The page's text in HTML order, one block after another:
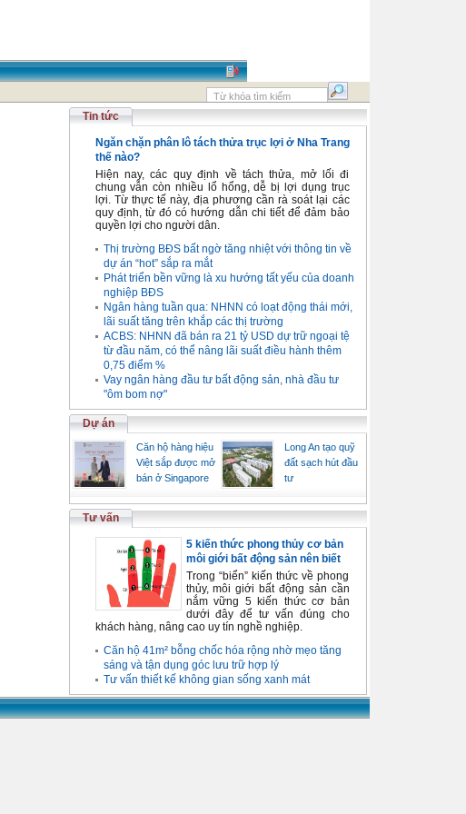
Tin tức
Ngăn chặn phân lô tách thửa trục lợi ở Nha Trang
thế nào?
Hiện nay, các quy định về tách thửa, mở lối đi
chung vẫn còn nhiều lổ hổng, dễ bị lợi dụng trục
lợi. Từ thực tế này, địa phương cần rà soát lại các
quy định, từ đó có hướng dẫn chi tiết để đảm bảo
quyền lợi cho người dân.
Thị trường BĐS bất ngờ tăng nhiệt với thông tin về
dự án “hot” sắp ra mắt
Phát triển bền vững là xu hướng tất yếu của doanh
nghiệp BĐS
Ngân hàng tuần qua: NHNN có loạt động thái mới,
lãi suất tăng trên khắp các thị trường
ACBS: NHNN đã bán ra 21 tỷ USD dự trữ ngoại tệ
từ đầu năm, có thể nâng lãi suất điều hành thêm
0,75 điểm %
Vay ngân hàng đầu tư bất động sản, nhà đầu tư
"ôm bom nợ"
Dự án
Căn hộ hàng hiệu
Việt sắp được mở
bán ở Singapore
Long An tạo quỹ
đất sạch hút đầu
tư
Tư vấn
5 kiến thức phong thủy cơ bản
môi giới bất động sản nên biết
Trong “biển” kiến thức về phong
thủy, môi giới bất động sản cần
nắm vững 5 kiến thức cơ bản
dưới đây để tư vấn đúng cho
khách hàng, nâng cao uy tín nghề nghiệp.
Căn hộ 41m² bỗng chốc hóa rộng nhờ mẹo tăng
sáng và tận dụng góc lưu trữ hợp lý
Tư vấn thiết kế không gian sống xanh mát